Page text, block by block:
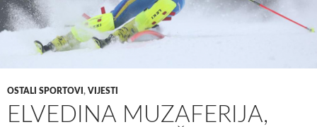
OSTALI SPORTOVI , VIJESTI
ELVEDINA MUZAFERIJA,